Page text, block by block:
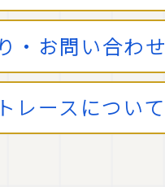
・お問い合わせ
レースについて